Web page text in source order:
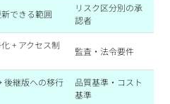
できる範囲
リスク区分別の承
認者
+ アクセス制
監査・法令要件
後継版への移行
品質基準・コスト
基準